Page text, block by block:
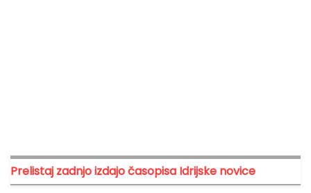
Prelistaj zadnjo izdajo časopisa Idrijske novice